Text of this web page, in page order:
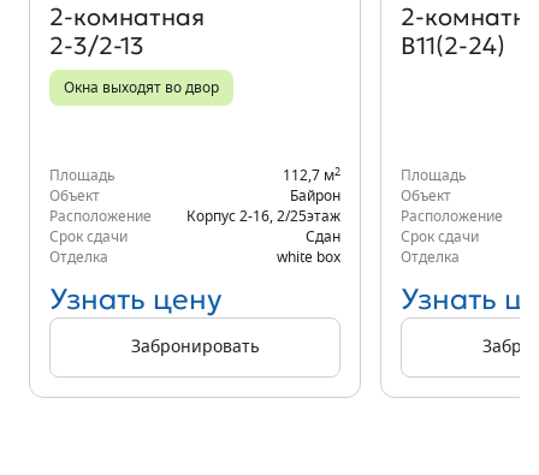
2‑комнатная
2-3/2-13
Окна выходят во двор
Площадь 112,7 м2
Объект
Байрон
Расположение
Корпус 2-16 2/25этаж
Срок сдачи
Сдан
Отделка
white box
Узнать цену
Забронировать
В11(2-24)
Площадь
Объект
Расположение
Срок сдачи
Отделка
Узнать